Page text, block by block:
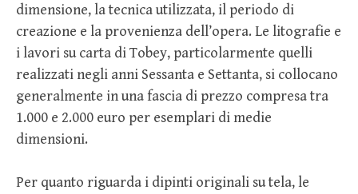
dimensione, la tecnica utilizzata, il periodo di
creazione e la provenienza dell’opera. Le litografie e
i lavori su carta di Tobey, particolarmente quelli
realizzati negli anni Sessanta e Settanta, si collocano
generalmente in una fascia di prezzo compresa tra
1.000 e 2.000 euro per esemplari di medie
dimensioni.
Per quanto riguarda i dipinti originali su tela, le